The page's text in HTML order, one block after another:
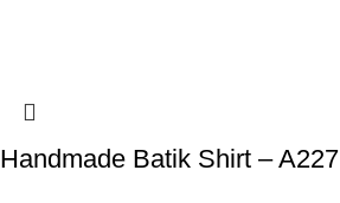
Handmade Batik Shirt – A227